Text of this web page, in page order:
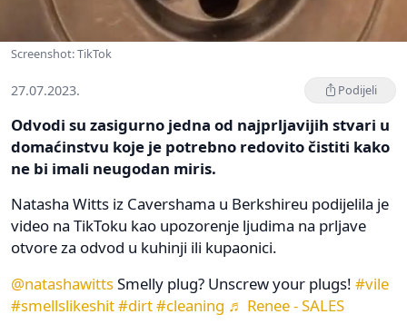
Screenshot: TikTok
27.07.2023. Podijeli
Odvodi su zasigurno jedna od najprljavijih stvari u
domaćinstvu koje je potrebno redovito čistiti kako
ne bi imali neugodan miris.
Natasha Witts iz Cavershama u Berkshireu podijelila je
video na TikToku kao upozorenje ljudima na prljave
otvore za odvod u kuhinji ili kupaonici.
@natashawittsSmelly plug? Unscrew your plugs! #vile
#smellslikeshit#dirt#cleaning ♬ Renee - SALES